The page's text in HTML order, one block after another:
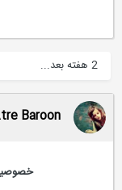
Atre Baroon